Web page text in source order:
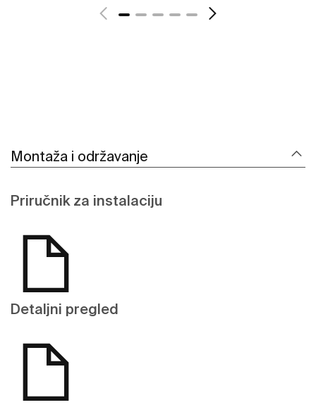
Montaža i održavanje
Priručnik za instalaciju
Detaljni pregled